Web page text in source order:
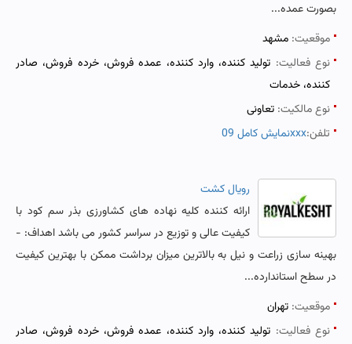
بصورت عمده...
موقعیت: مشهد
نوع فعالیت: تولید کننده، وارد کننده، عمده فروش، خرده فروش، صادر
کننده، خدمات
نوع مالکیت: تعاونی
تلفن:نمایش کامل 09xxx
رویال کشت
ارائه کننده کلیه نهاده های کشاورزی بذر سم کود با
کیفیت عالی و توزیع در سراسر کشور می باشد اهداف: -
بهینه سازی زراعت و نیل به بالاترین میزان برداشت ممکن با بهترین کیفیت
در سطح استاندارده...
موقعیت: تهران
نوع فعالیت: تولید کننده، وارد کننده، عمده فروش، خرده فروش، صادر